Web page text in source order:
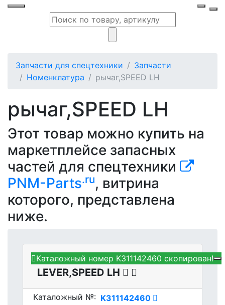
Запчасти для спецтехники
Запчасти
Номенклатура
рычаг,SPEED LH
рычаг,SPEED LH
Этот товар можно купить на
маркетплейсе запасных
частей для спецтехники
PNM-Parts.ru, витрина
которого, представлена
ниже.
Kubota K311142460 -
LEVER,SPEED LH
Каталожный №: K311142460
Каталожный номер K311142460 скопирован!